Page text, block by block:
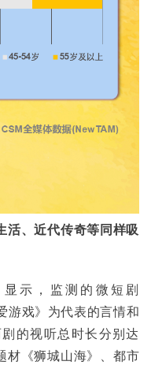
活、近代传奇等同样吸
示，监测的微短剧
游戏》为代表的言情和
的视听总时长分别达
材《狮城山海》、都市